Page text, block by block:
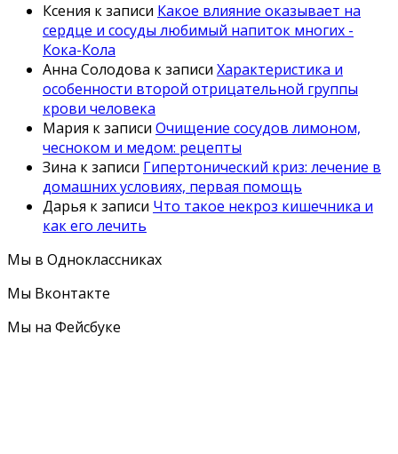
Ксения к записи Какое влияние оказывает на
сердце и сосуды любимый напиток многих -
Кока-Кола
Анна Солодова к записи Характеристика и
особенности второй отрицательной группы
крови человека
Мария к записи Очищение сосудов лимоном,
чесноком и медом: рецепты
Зина к записи Гипертонический криз: лечение в
домашних условиях, первая помощь
Дарья к записи Что такое некроз кишечника и
как его лечить
Мы в Одноклассниках
Мы Вконтакте
Мы на Фейсбуке